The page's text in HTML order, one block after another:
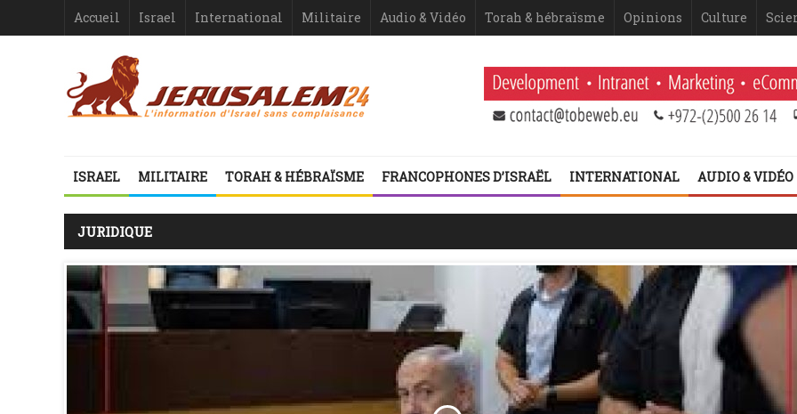
Accueil Israel International Militaire Audio & Vidéo Torah & hébraïsme Opinions Culture
ISRAEL MILITAIRE TORAH & HÉBRAÏSME FRANCOPHONES D’ISRAËL INTERNATIONAL AUDIO & VIDÉO
JURIDIQUE